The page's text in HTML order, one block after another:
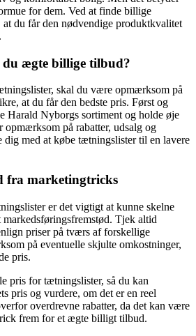
for dem. Ved at finde billige
du får den nødvendige produktkvalitet
ægte billige tilbud?
skal du være opmærksom på
at du får den bedste pris. Først og
Harald Nyborgs sortiment og holde øje
på rabatter, udsalg og
dig med at købe tætningslister til en lavere
fra marketingtricks
er det vigtigt at kunne skelne
Tjek altid
priser på tværs af forskellige
på eventuelle skjulte omkostninger,
pris.
pris for tætningslister, så du kan
pris og vurdere, om det er en reel
overdrevne rabatter, da det kan være
frem for et ægte billigt tilbud.